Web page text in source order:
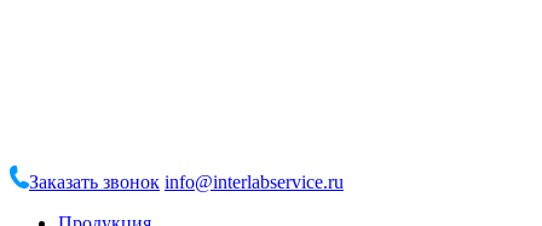
Заказать звонок info@interlabservice.ru